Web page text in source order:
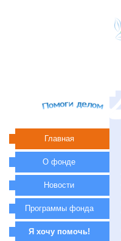
Главная
О фонде
Новости
Программы фонда
Я хочу помочь!